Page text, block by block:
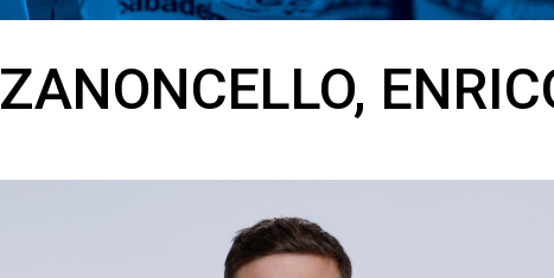
ZANONCELLO,